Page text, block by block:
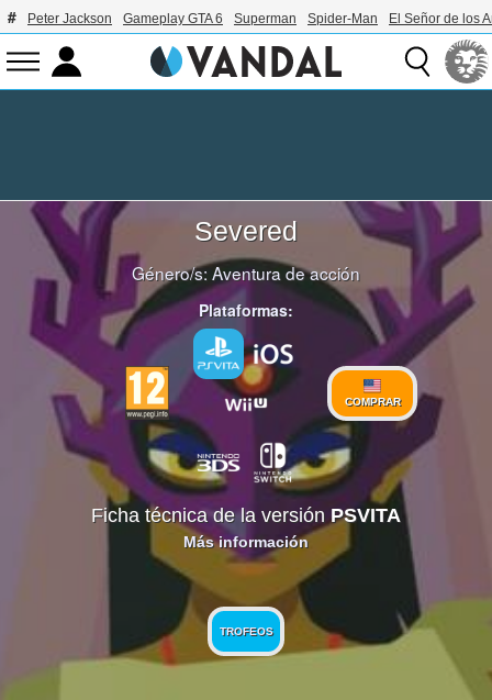
Peter Jackson Gameplay GTA 6 Superman Spider-Man El Señor de los
Severed
Género/s:Aventura de acción
Plataformas:
COMPRAR
Ficha técnica de la versiónPSVITA
Más información
TROFEOS